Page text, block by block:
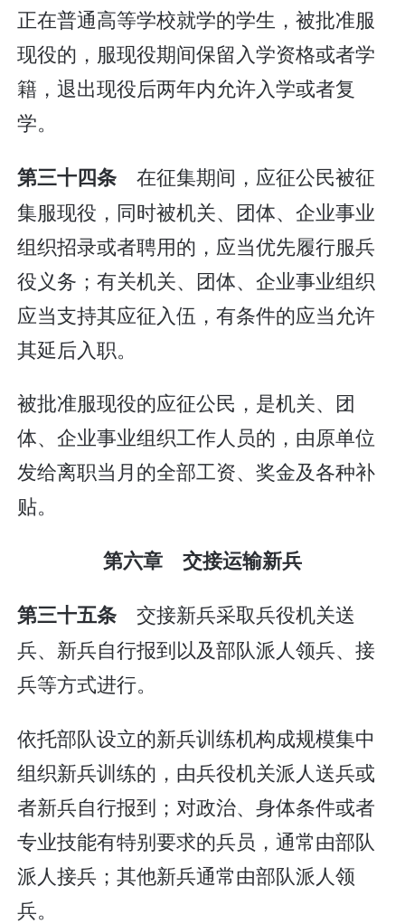
正在普通高等学校就学的学生，被批准服
现役的，服现役期间保留入学资格或者学
籍，退出现役后两年内允许入学或者复
学。
第三十四条 在征集期间，应征公民被征
集服现役，同时被机关、团体、企业事业
组织招录或者聘用的，应当优先履行服兵
役义务；有关机关、团体、企业事业组织
应当支持其应征入伍，有条件的应当允许
其延后入职。
被批准服现役的应征公民，是机关、团
体、企业事业组织工作人员的，由原单位
发给离职当月的全部工资、奖金及各种补
贴。
第六章 交接运输新兵
第三十五条 交接新兵采取兵役机关送
兵、新兵自行报到以及部队派人领兵、接
兵等方式进行。
依托部队设立的新兵训练机构成规模集中
组织新兵训练的，由兵役机关派人送兵或
者新兵自行报到；对政治、身体条件或者
专业技能有特别要求的兵员，通常由部队
派人接兵；其他新兵通常由部队派人领
兵。